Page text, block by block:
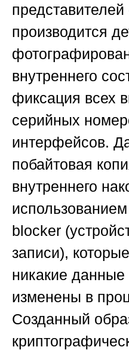
представителей
производится
внутреннего
фиксация всех
серийных
интерфейсов.
побайтовая
внутреннего
blocker
записи),
никакие данные
изменены в
Созданный